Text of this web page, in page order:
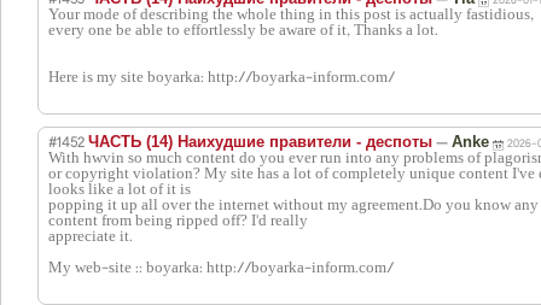
Your mode of describing the whole thing in this post is actually fastidious,
every one be able to effortlessly be aware of it, Thanks a lot.
Here is my site boyarka: http://boyarka-inform.com/
#1452 ЧАСТЬ (14) Наихудшие правители - деспоты — Anke 2026-
With hwvin so much content do you ever run into any problems of
or copyright violation? My site has a lot of completely unique content
looks like a lot of it is
popping it up all over the internet without my agreement.Do you know
content from being ripped off? I'd really
appreciate it.
My web-site :: boyarka: http://boyarka-inform.com/